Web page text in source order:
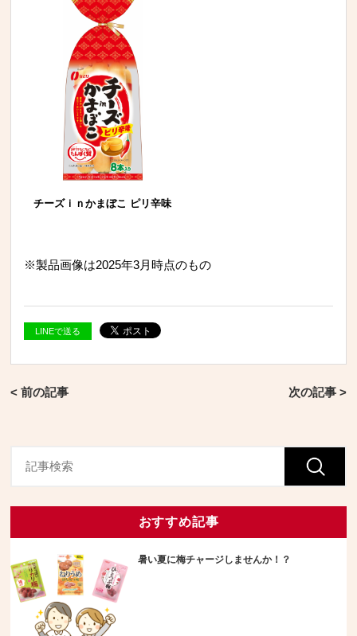
チーズｉｎかまぼこ ピリ辛味
※製品画像は2025年3月時点のもの
LINEで送る
< 前の記事 次の記事 >
おすすめ記事
暑い夏に梅チャージしませんか！？